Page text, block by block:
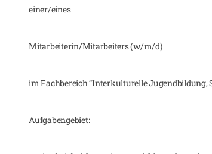
einer/eines
Mitarbeiterin/Mitarbeiters (w/m/d)
im Fachbereich “Interkulturelle Jugendbildung,
Aufgabengebiet: